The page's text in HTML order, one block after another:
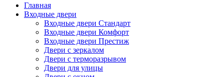
Главная
Входные двери
Входные двери Стандарт
Входные двери Комфорт
Входные двери Престиж
Двери с зеркалом
Двери с терморазрывом
Двери для улицы